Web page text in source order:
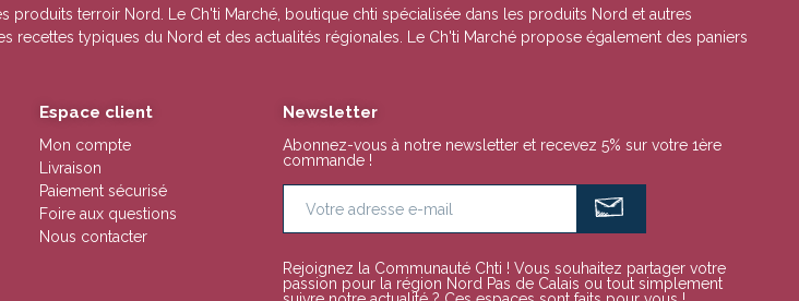
produits terroir Nord. Le Ch'ti Marché, boutique chti spécialisée dans les produits Nord et autres
typiques du Nord et des actualités régionales. Le Ch'ti Marché propose également des paniers
Espace client
Mon compte
Livraison
Paiement sécurisé
Foire aux questions
Nous contacter
Newsletter
Abonnez-vous à notre newsletter et recevez 5% sur votre 1ère
commande !
Rejoignez la Communauté Chti ! Vous souhaitez partager votre
passion pour la région Nord Pas de Calais ou tout simplement